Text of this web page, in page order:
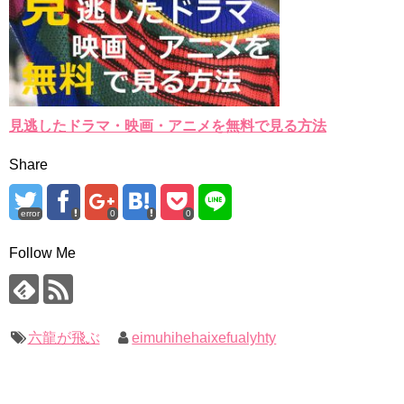
見逃したドラマ・映画・アニメを無料で見る方法
Share
error 0 0
Follow Me
六龍が飛ぶ eimuhihehaixefualyhty